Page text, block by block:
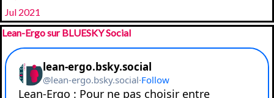
Jul 2021
Sauter le bloc Lean-Ergo sur BLUESKY Social
Lean-Ergo sur BLUESKY Social